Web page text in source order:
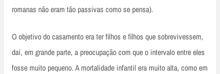
romanas não eram tão passivas como se pensa).
O objetivo do casamento era ter filhos e filhos que sobrevivessem,
daí, em grande parte, a preocupação com que o intervalo entre eles
fosse muito pequeno. A mortalidade infantil era muito alta, como em